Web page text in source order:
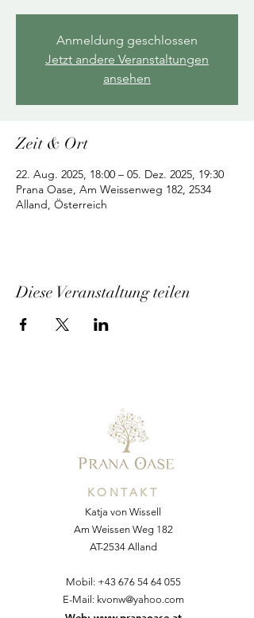
Anmeldung geschlossen
Jetzt andere Veranstaltungen
ansehen
Zeit & Ort
22. Aug. 2025, 18:00 – 05. Dez. 2025, 19:30
Prana Oase, Am Weissenweg 182, 2534
Alland, Österreich
Diese Veranstaltung teilen
KONTAKT
Katja von Wissell
Am Weissen Weg 182
AT-2534 Alland
Mobil: +43 676 54 64 055
E-Mail: kvonw@yahoo.com